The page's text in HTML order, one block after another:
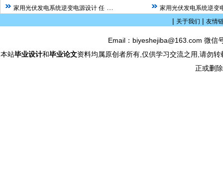
家用光伏发电系统逆变电源设计 任 家用光伏发电系统逆变
| 关于我们 | 友情
Email：biyeshejiba@163.com 微
本站毕业设计和毕业论文资料均属原创者所有,仅供学习交流之用,请勿
正或删